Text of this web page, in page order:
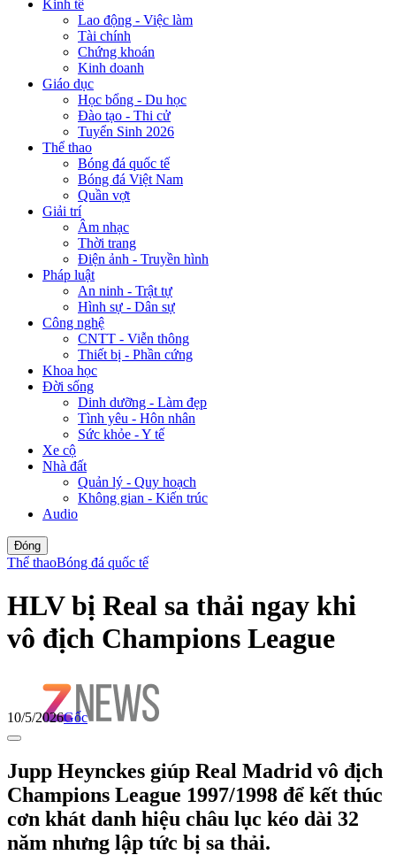
Kinh tế
Lao động - Việc làm
Tài chính
Chứng khoán
Kinh doanh
Giáo dục
Học bổng - Du học
Đào tạo - Thi cử
Tuyển Sinh 2026
Thể thao
Bóng đá quốc tế
Bóng đá Việt Nam
Quần vợt
Giải trí
Âm nhạc
Thời trang
Điện ảnh - Truyền hình
Pháp luật
An ninh - Trật tự
Hình sự - Dân sự
Công nghệ
CNTT - Viễn thông
Thiết bị - Phần cứng
Khoa học
Đời sống
Dinh dưỡng - Làm đẹp
Tình yêu - Hôn nhân
Sức khỏe - Y tế
Xe cộ
Nhà đất
Quản lý - Quy hoạch
Không gian - Kiến trúc
Audio
Đóng
Thể thaoBóng đá quốc tế
HLV bị Real sa thải ngay khi
vô địch Champions League
10/5/2026Gốc
Jupp Heynckes giúp Real Madrid vô địch
Champions League 1997/1998 để kết thúc
cơn khát danh hiệu châu lục kéo dài 32
năm nhưng lập tức bị sa thải.